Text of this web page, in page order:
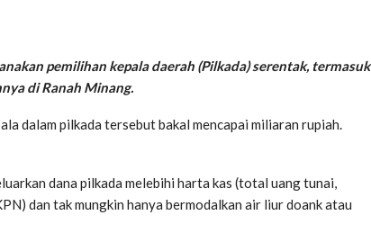
pemilihan kepala daerah (Pilkada) serentak, termasuk
di Ranah Minang.
dalam pilkada tersebut bakal mencapai miliaran rupiah.
dana pilkada melebihi harta kas (total uang tunai,
dan tak mungkin hanya bermodalkan air liur doank atau